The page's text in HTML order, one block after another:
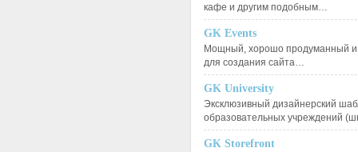
кафе и другим подобным…
GK Events
Мощный, хорошо продуманный и
для создания сайта…
GK University
Эксклюзивный дизайнерский
образовательных учреждений
GK Storefront